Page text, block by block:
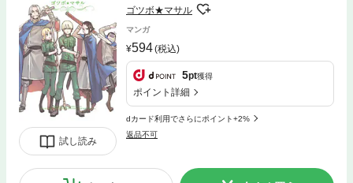
試し読み
ゴツボ★マサル
マンガ
594(税込)
5pt獲得
ポイント詳細
dカード利用でさらにポイント+2%
返品不可